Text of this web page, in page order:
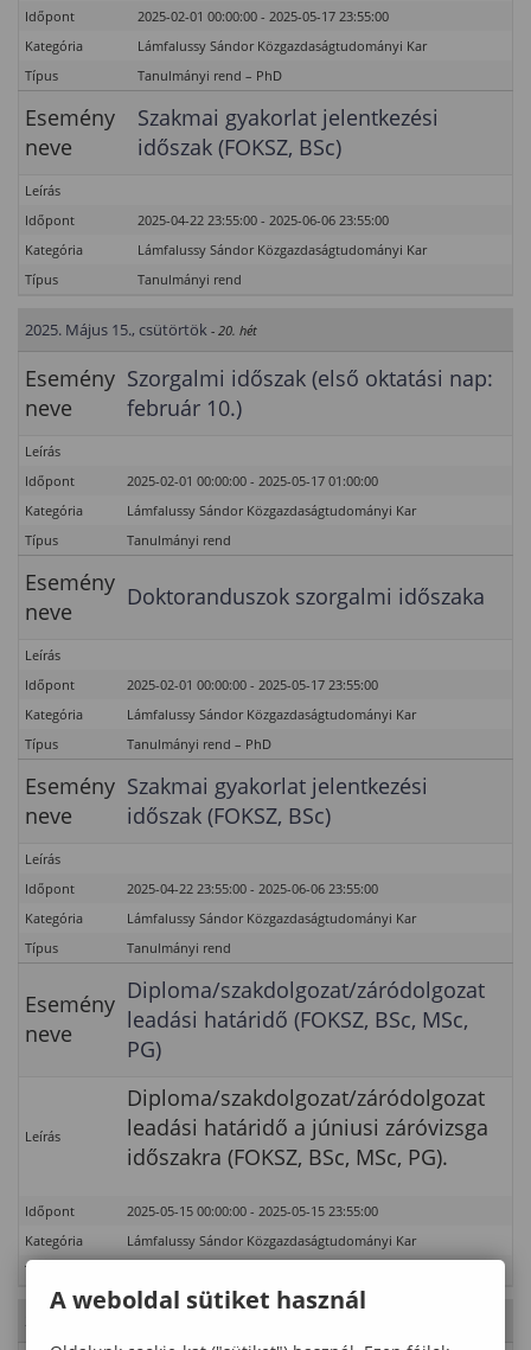
Időpont
2025-02-01 00:00:00 - 2025-05-17 23:55:00
Kategória
Lámfalussy Sándor Közgazdaságtudományi Kar
Típus
Tanulmányi rend – PhD
Esemény
neve
Szakmai gyakorlat jelentkezési
időszak (FOKSZ, BSc)
Leírás
Időpont
2025-04-22 23:55:00 - 2025-06-06 23:55:00
Kategória
Lámfalussy Sándor Közgazdaságtudományi Kar
Típus
Tanulmányi rend
2025. Május 15., csütörtök - 20. hét
Esemény
neve
Szorgalmi időszak (első oktatási nap:
február 10.)
Leírás
Időpont
2025-02-01 00:00:00 - 2025-05-17 01:00:00
Kategória
Lámfalussy Sándor Közgazdaságtudományi Kar
Típus
Tanulmányi rend
Esemény
neve
Doktoranduszok szorgalmi időszaka
Leírás
Időpont
2025-02-01 00:00:00 - 2025-05-17 23:55:00
Kategória
Lámfalussy Sándor Közgazdaságtudományi Kar
Típus
Tanulmányi rend – PhD
Esemény
neve
Szakmai gyakorlat jelentkezési
időszak (FOKSZ, BSc)
Leírás
Időpont
2025-04-22 23:55:00 - 2025-06-06 23:55:00
Kategória
Lámfalussy Sándor Közgazdaságtudományi Kar
Típus
Tanulmányi rend
Esemény
neve
Diploma/szakdolgozat/záródolgozat
leadási határidő (FOKSZ, BSc, MSc,
PG)
Leírás
Diploma/szakdolgozat/záródolgozat
leadási határidő a júniusi záróvizsga
időszakra (FOKSZ, BSc, MSc, PG).
Időpont
2025-05-15 00:00:00 - 2025-05-15 23:55:00
Kategória
Lámfalussy Sándor Közgazdaságtudományi Kar
Típus
2025. Május 16., péntek
A weboldal sütiket használ